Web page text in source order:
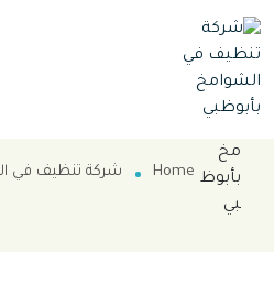
شركة تنظيف
Home شركة تنظيف في